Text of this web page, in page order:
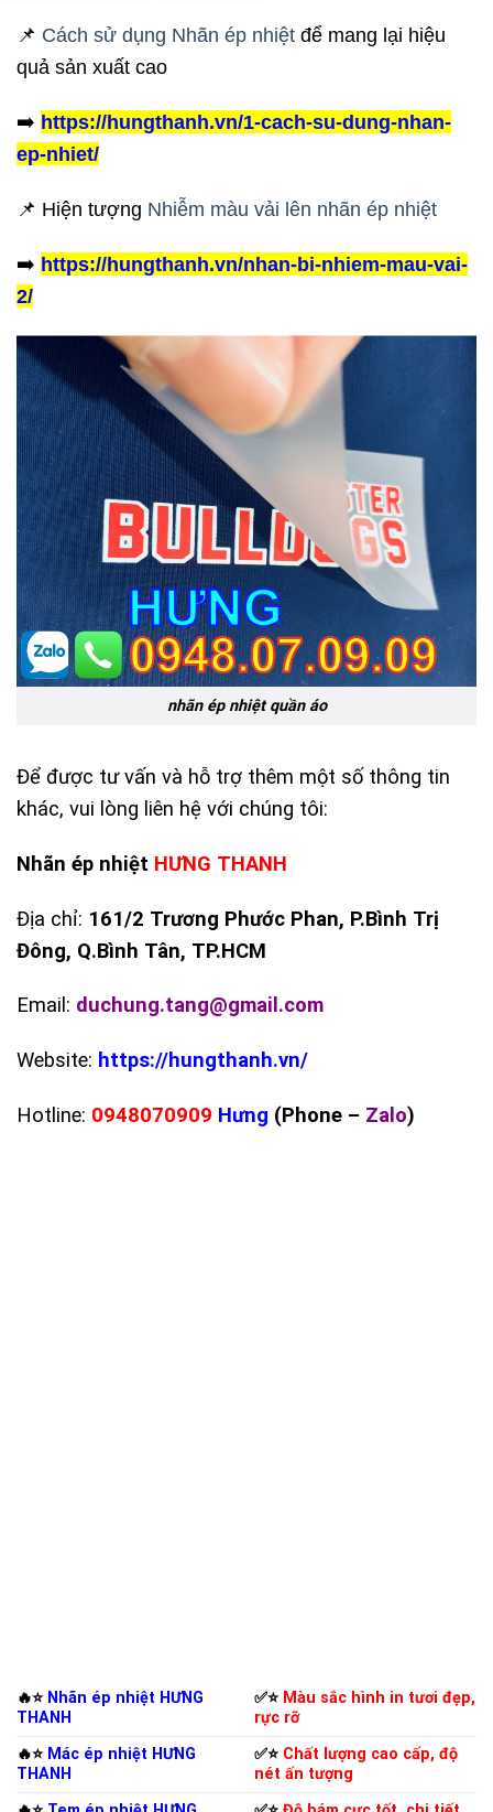
📌 Cách sử dụng Nhãn ép nhiệt để mang lại hiệu
quả sản xuất cao
➡️ https://hungthanh.vn/1-cach-su-dung-nhan-
ep-nhiet/
📌 Hiện tượng Nhiễm màu vải lên nhãn ép nhiệt
➡️ https://hungthanh.vn/nhan-bi-nhiem-mau-vai-
2/
nhãn ép nhiệt quần áo
Để được tư vấn và hỗ trợ thêm một số thông tin
khác, vui lòng liên hệ với chúng tôi:
Nhãn ép nhiệt HƯNG THANH
Địa chỉ: 161/2 Trương Phước Phan, P.Bình Trị
Đông, Q.Bình Tân, TP.HCM
Email: duchung.tang@gmail.com
Website: https://hungthanh.vn/
Hotline: 0948070909 Hưng (Phone – Zalo)
🔥⭐️ Nhãn ép nhiệt HƯNG
THANH
✅⭐️ Màu sắc hình in tươi đẹp,
rực rỡ
🔥⭐️ Mác ép nhiệt HƯNG
THANH
✅⭐️ Chất lượng cao cấp, độ
nét ấn tượng